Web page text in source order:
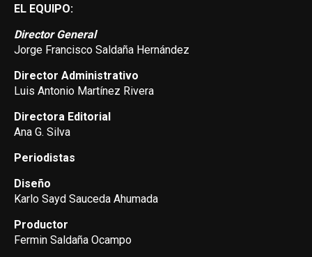
EL EQUIPO:
Director General
Jorge Francisco Saldaña Hernández
Director Administrativo
Luis Antonio Martínez Rivera
Directora Editorial
Ana G. Silva
Periodistas
Diseño
Karlo Sayd Sauceda Ahumada
Productor
Fermin Saldaña Ocampo